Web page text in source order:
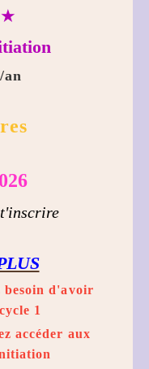
'inscrire
besoin d'avoir
1
accéder aux